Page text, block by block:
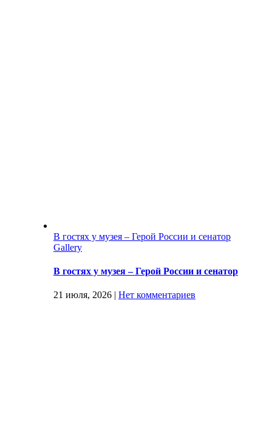
В гостях у музея – Герой России и сенатор
Gallery
В гостях у музея – Герой России и сенатор
21 июля, 2026 | Нет комментариев